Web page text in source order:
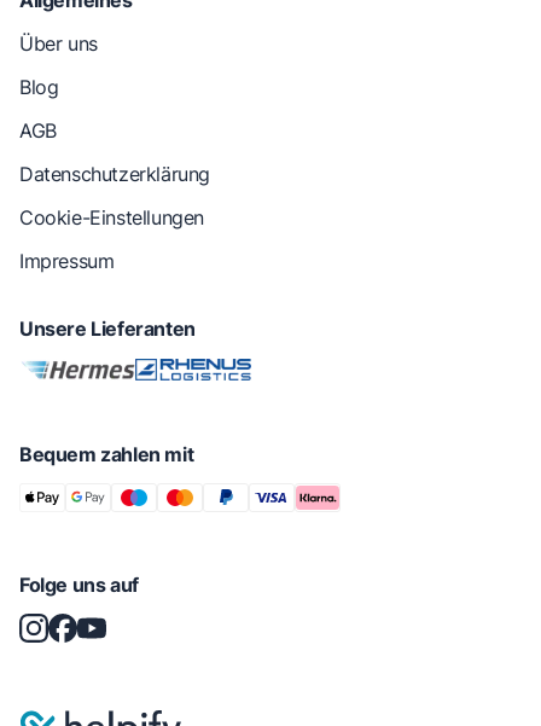
Über uns
Blog
AGB
Datenschutzerklärung
Cookie-Einstellungen
Impressum
Unsere Lieferanten
Bequem zahlen mit
Folge uns auf